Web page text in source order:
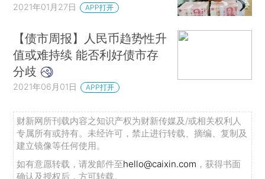
2021年01月27日 APP打开
【债市周报】人民币趋势性升
值或难持续 能否利好债市存
分歧
2021年06月01日 APP打开
财新网所刊载内容之知识产权为财新传媒及/或相关权利人
专属所有或持有。未经许可，禁止进行转载、摘编、复制及
建立镜像等任何使用。
如有意愿转载，请发邮件至hello@caixin.com ，获得书面
确认及授权后，方可转载。